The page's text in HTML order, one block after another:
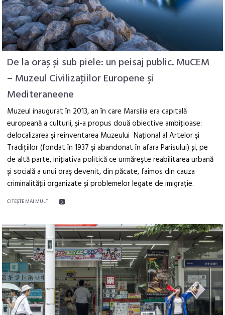
De la oraș și sub piele: un peisaj public. MuCEM
– Muzeul Civilizaţiilor Europene şi
Mediteraneene
Muzeul inaugurat în 2013, an în care Marsilia era capitală
europeană a culturii, și-a propus două obiective ambiţioase:
delocalizarea şi reinventarea Muzeului Naţional al Artelor şi
Tradiţiilor (fondat în 1937 şi abandonat în afara Parisului) și, pe
de altă parte, iniţiativa politică ce urmăreşte reabilitarea urbană
şi socială a unui oraş devenit, din păcate, faimos din cauza
criminalităţii organizate și problemelor legate de imigrație.
CITEŞTE MAI MULT